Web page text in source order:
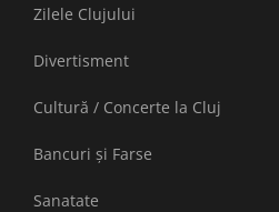
Zilele Clujului
Divertisment
Cultură / Concerte la Cluj
Bancuri și Farse
Sanatate